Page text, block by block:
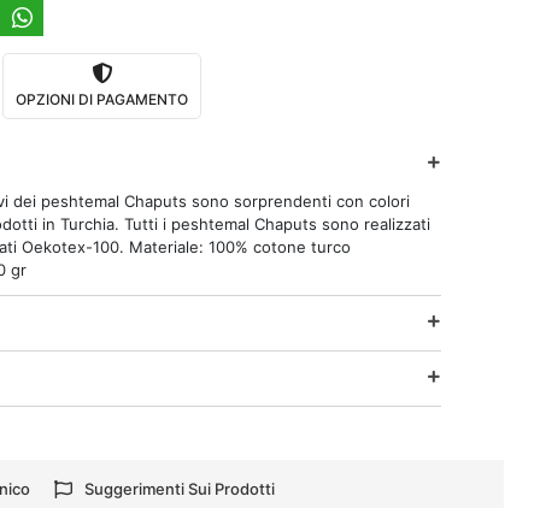
OPZIONI DI PAGAMENTO
dei peshtemal Chaputs sono sorprendenti con colori
in Turchia. Tutti i peshtemal Chaputs sono realizzati
Oekotex-100. Materiale: 100% cotone turco
gr
Suggerimenti Sui Prodotti